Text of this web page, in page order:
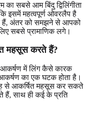
सबसे आम बिंदु द्विलिंगीता
इसमें महत्वपूर्ण ओवरलैप है
हैं, अंतर को समझने से आपको
सबसे प्रामाणिक लगे।
महसूस करते हैं?
आकर्षण में लिंग कैसे कारक
का एक घटक होता है।
से आकर्षित महसूस कर सकते
हैं, साथ ही कई के प्रति